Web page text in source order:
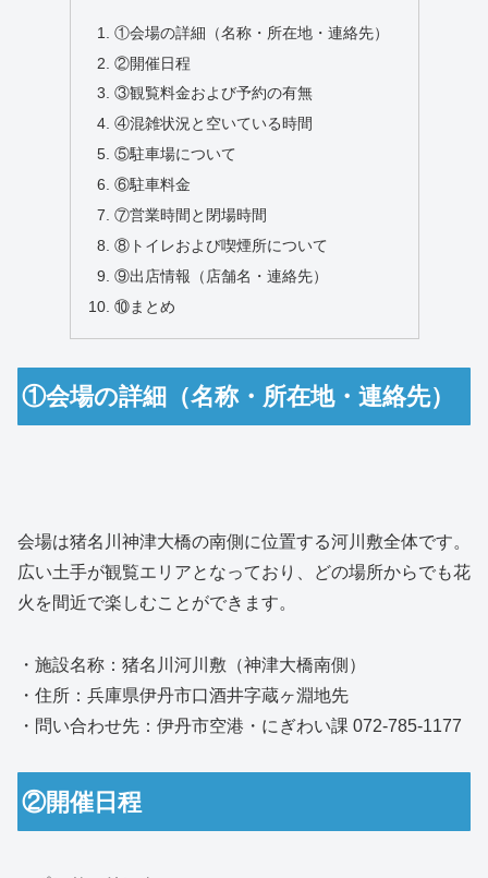
①会場の詳細（名称・所在地・連絡先）
②開催日程
③観覧料金および予約の有無
④混雑状況と空いている時間
⑤駐車場について
⑥駐車料金
⑦営業時間と閉場時間
⑧トイレおよび喫煙所について
⑨出店情報（店舗名・連絡先）
⑩まとめ
①会場の詳細（名称・所在地・連絡先）
会場は猪名川神津大橋の南側に位置する河川敷全体です。
広い土手が観覧エリアとなっており、どの場所からでも花
火を間近で楽しむことができます。
・施設名称：猪名川河川敷（神津大橋南側）
・住所：兵庫県伊丹市口酒井字蔵ヶ淵地先
・問い合わせ先：伊丹市空港・にぎわい課 072-785-1177
②開催日程